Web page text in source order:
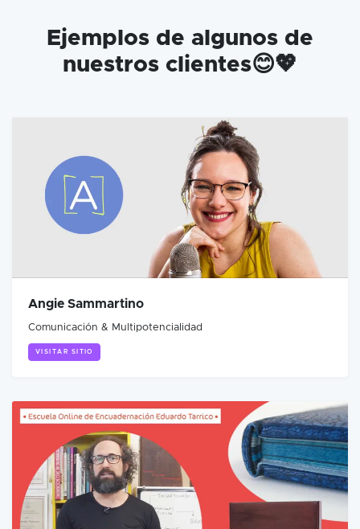
Ejemplos de algunos de
nuestros clientes😊💖
Angie Sammartino
Comunicación & Multipotencialidad
VISITAR SITIO